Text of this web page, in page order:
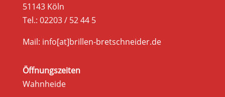
51143 Köln
Tel.: 02203 / 52 44 5
Mail: info[at]brillen-bretschneider.de
Öffnungszeiten
Wahnheide